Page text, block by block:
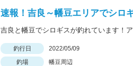
速報！吉良～幡豆エリアでシロ
吉良と幡豆でシロギスが釣れています！
釣行日 2022/05/09
釣場
幡豆周辺